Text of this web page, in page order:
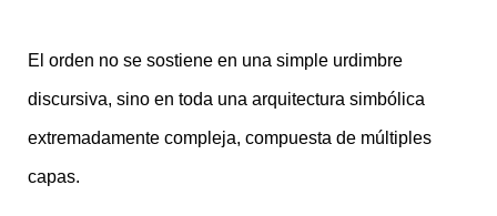
El orden no se sostiene en una simple urdimbre
discursiva, sino en toda una arquitectura simbólica
extremadamente compleja, compuesta de múltiples
capas.